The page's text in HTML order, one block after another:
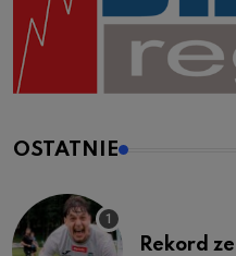
OSTATNIE
Rekord